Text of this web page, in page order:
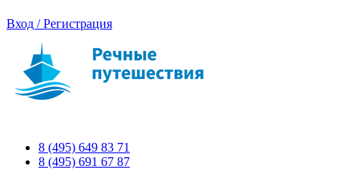
Вход / Регистрация
8 (495) 649 83 71
8 (495) 691 67 87